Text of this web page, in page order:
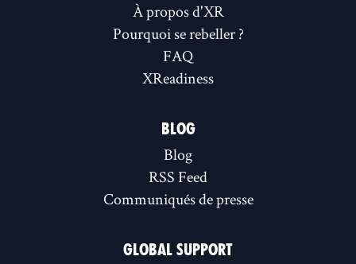
À propos d'XR
Pourquoi se rebeller ?
FAQ
XReadiness
BLOG
Blog
RSS Feed
Communiqués de presse
GLOBAL SUPPORT